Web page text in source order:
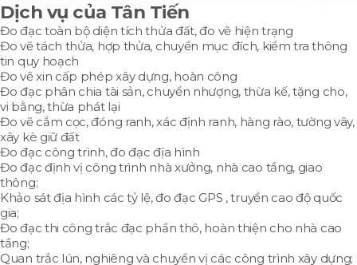
Dịch vụ của Tân Tiến
Đo đạc toàn bộ diện tích thửa đất, đo vẽ hiện trạng
Đo vẽ tách thửa, hợp thửa, chuyển mục đích, kiểm tra thông
tin quy hoạch
Đo vẽ xin cấp phép xây dựng, hoàn công
Đo đạc phân chia tài sản, chuyển nhượng, thừa kế, tặng cho,
vi bằng, thừa phát lại
Đo vẽ cắm cọc, đóng ranh, xác định ranh, hàng rào, tường vây,
xây kè giữ đất
Đo đạc công trình, đo đạc địa hình
Đo đạc định vị công trình nhà xưởng, nhà cao tầng, giao
thông;
Khảo sát địa hình các tỷ lệ, đo đạc GPS , truyền cao độ quốc
gia;
Đo đạc thi công trắc đạc phần thô, hoàn thiện cho nhà cao
tầng;
Quan trắc lún, nghiêng và chuyển vị các công trình xây dựng;